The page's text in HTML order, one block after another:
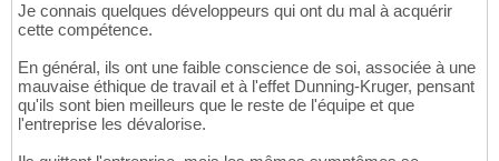
Je connais quelques développeurs qui ont du mal à acquérir
cette compétence.
En général, ils ont une faible conscience de soi, associée à une
mauvaise éthique de travail et à l'effet Dunning-Kruger, pensant
qu'ils sont bien meilleurs que le reste de l'équipe et que
l'entreprise les dévalorise.